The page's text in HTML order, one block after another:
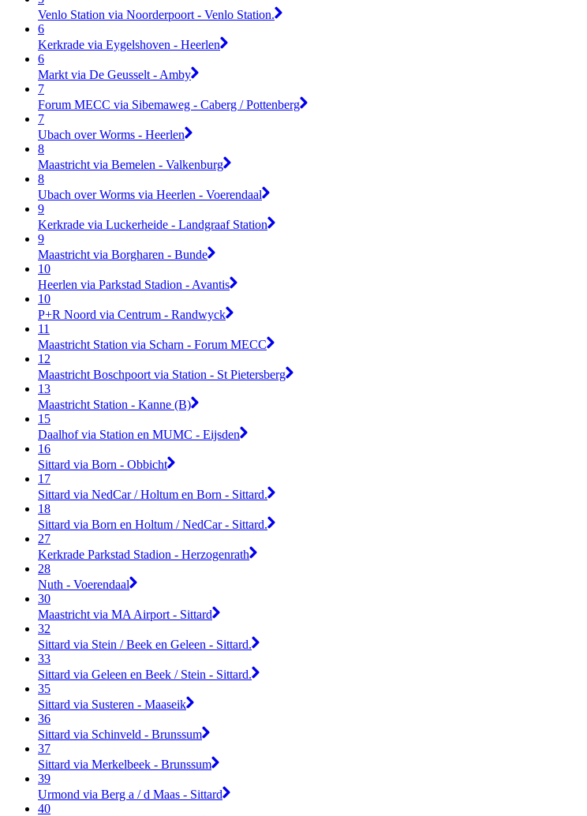
Venlo Station via Noorderpoort - Venlo Station.
6
Kerkrade via Eygelshoven - Heerlen
6
Markt via De Geusselt - Amby
7
Forum MECC via Sibemaweg - Caberg / Pottenberg
7
Ubach over Worms - Heerlen
8
Maastricht via Bemelen - Valkenburg
8
Ubach over Worms via Heerlen - Voerendaal
9
Kerkrade via Luckerheide - Landgraaf Station
9
Maastricht via Borgharen - Bunde
10
Heerlen via Parkstad Stadion - Avantis
10
P+R Noord via Centrum - Randwyck
11
Maastricht Station via Scharn - Forum MECC
12
Maastricht Boschpoort via Station - St Pietersberg
13
Maastricht Station - Kanne (B)
15
Daalhof via Station en MUMC - Eijsden
16
Sittard via Born - Obbicht
17
Sittard via NedCar / Holtum en Born - Sittard.
18
Sittard via Born en Holtum / NedCar - Sittard.
27
Kerkrade Parkstad Stadion - Herzogenrath
28
Nuth - Voerendaal
30
Maastricht via MA Airport - Sittard
32
Sittard via Stein / Beek en Geleen - Sittard.
33
Sittard via Geleen en Beek / Stein - Sittard.
35
Sittard via Susteren - Maaseik
36
Sittard via Schinveld - Brunssum
37
Sittard via Merkelbeek - Brunssum
39
Urmond via Berg a / d Maas - Sittard
40